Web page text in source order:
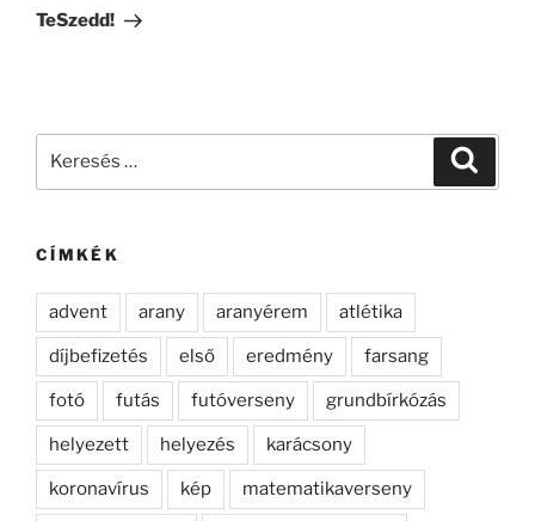
bejegyzés
TeSzedd!
CÍMKÉK
advent arany aranyérem atlétika
díjbefizetés első eredmény farsang
fotó futás futóverseny grundbírkózás
helyezett helyezés karácsony
koronavírus kép matematikaverseny